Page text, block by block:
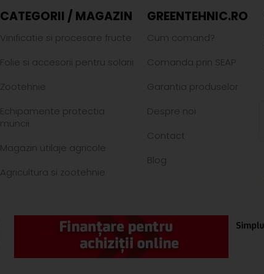
CATEGORII / MAGAZIN
Vinificatie si procesare fructe
Folie si accesorii pentru solarii
Zootehnie
Echipamente protectia
muncii
Magazin utilaje agricole
Agricultura si zootehnie
GREENTEHNIC.RO
Cum comand?
Comanda prin SEAP
Garantia produselor
Despre noi
Contact
Blog